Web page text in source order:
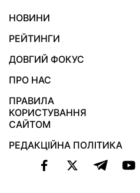
НОВИНИ
РЕЙТИНГИ
ДОВГИЙ ФОКУС
ПРО НАС
ПРАВИЛА
КОРИСТУВАННЯ
САЙТОМ
РЕДАКЦІЙНА ПОЛІТИКА